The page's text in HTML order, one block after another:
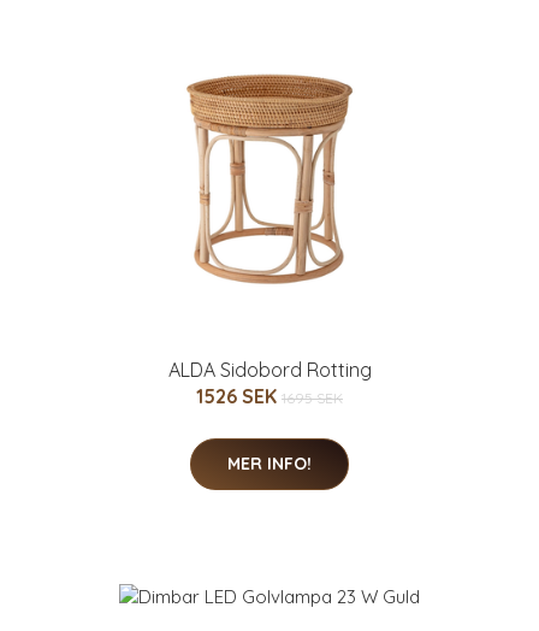
ALDA Sidobord Rotting
1526 SEK 1695 SEK
MER INFO!